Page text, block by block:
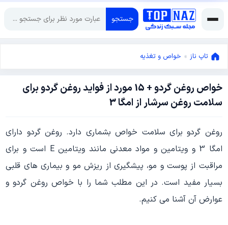
جستجو
تاپ ناز » خواص و تغذیه
خواص روغن گردو + 15 مورد از فواید روغن گردو برای
سلامت روغن سرشار از امگا 3
ژانویه
12,
2021
روغن گردو برای سلامت خواص بشماری دارد. روغن گردو دارای
امگا 3 و ویتامین و مواد معدنی مانند ویتامین E است و برای
مراقبت از پوست و مو، پیشگیری از ریزش مو و بیماری های قلبی
بسیار مفید است. در این مطلب شما را با خواص روغن گردو و
عوارض آن آشنا می کنیم.